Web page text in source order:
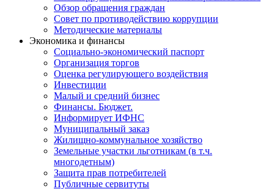
Обзор обращения граждан
Совет по противодействию коррупции
Методические материалы
Экономика и финансы
Социально-экономический паспорт
Организация торгов
Оценка регулирующего воздействия
Инвестиции
Малый и средний бизнес
Финансы. Бюджет.
Информирует ИФНС
Муниципальный заказ
Жилищно-коммунальное хозяйство
Земельные участки льготникам (в т.ч.
многодетным)
Защита прав потребителей
Публичные сервитуты